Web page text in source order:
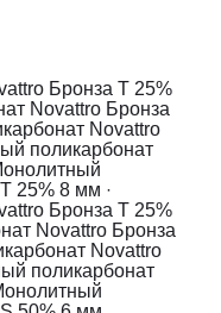
Бронза T 25%
Novattro Бронза
Novattro
поликарбонат
25% 8 мм ·
Бронза T 25%
Novattro Бронза
Novattro
поликарбонат